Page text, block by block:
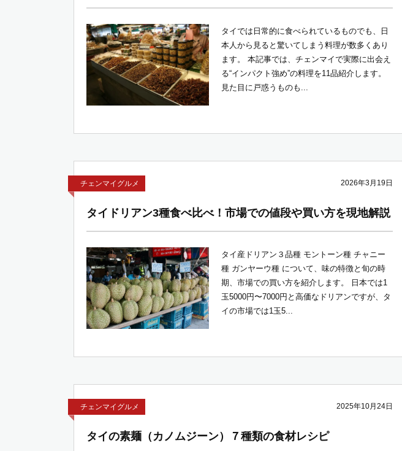
タイでは日常的に食べられているものでも、日
本人から見ると驚いてしまう料理が数多くあり
ます。 本記事では、チェンマイで実際に出会え
る“インパクト強め”の料理を11品紹介します。
見た目に戸惑うものも...
チェンマイグルメ 2026年3月19日
タイドリアン3種食べ比べ！市場での値段や買い方を現地解説
タイ産ドリアン３品種 モントーン種 チャニー
種 ガンヤーウ種 について、味の特徴と旬の時
期、市場での買い方を紹介します。 日本では1
玉5000円〜7000円と高価なドリアンですが、タ
イの市場では1玉5...
チェンマイグルメ 2025年10月24日
タイの素麺（カノムジーン）７種類の食材レシピ